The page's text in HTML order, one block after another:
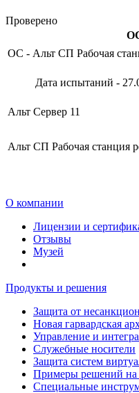
Проверено
ОС - Альт СП Рабочая
Дата испытаний -
Альт Сервер 11
Альт СП Рабочая станция
О компании
Лицензии и
Отзывы
Музей
Продукты и решения
Защита от
Новая гарвардская
Управление и
Служебные носители
Защита систем
Примеры решений
Специальные